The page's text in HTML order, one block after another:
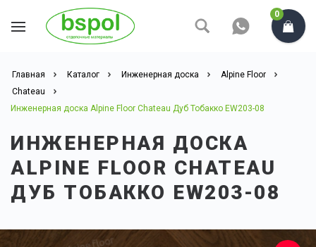
0
Главная Каталог Инженерная доска
Alpine Floor
Chateau
Инженерная доска Alpine Floor Chateau Дуб Тобакко EW203-08
ИНЖЕНЕРНАЯ ДОСКА
ALPINE FLOOR CHATEAU
ДУБ ТОБАККО EW203-08